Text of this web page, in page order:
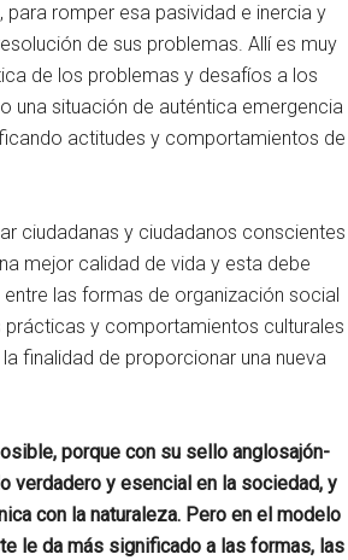
romper esa pasividad e inercia y
de sus problemas. Allí es muy
de los problemas y desafíos a los
una situación de auténtica emergencia
actitudes y comportamientos de
ciudadanas y ciudadanos conscientes
mejor calidad de vida y esta debe
las formas de organización social
y comportamientos culturales
finalidad de proporcionar una nueva
porque con su sello anglosajón-
verdadero y esencial en la sociedad, y
con la naturaleza. Pero en el modelo
le da más significado a las formas, las